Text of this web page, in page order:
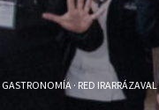
GASTRONOMÍA ·RED IRARRÁZAVAL